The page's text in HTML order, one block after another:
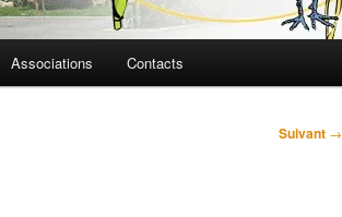
Associations Contacts
Suivant →